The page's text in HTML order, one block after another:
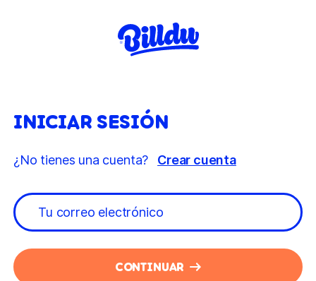
INICIAR SESIÓN
¿No tienes una cuenta? Crear cuenta
CONTINUAR